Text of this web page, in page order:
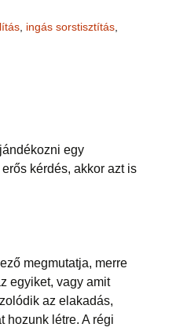
a ÉFT esetek 4.
Alternatív megoldások
problémákra
GYEREKBAJOK
ingás sorstisztítás
egy
kérdés, akkor azt is
megmutatja, merre
egyiket, vagy amit
az elakadás,
hozunk létre. A régi